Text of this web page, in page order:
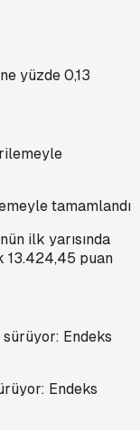
yüzde 0,13
tamamlandı
ilk yarısında
13.424,45 puan
Endeks